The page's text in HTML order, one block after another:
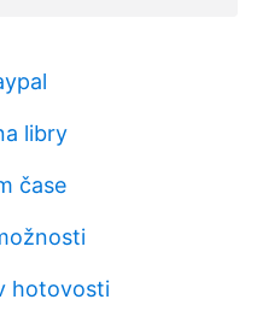
libry
čase
hotovosti